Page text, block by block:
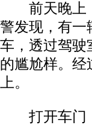
前天晚上，
警发现，有一
车，透过驾驶
的尴尬样。经
上。
打开车门，